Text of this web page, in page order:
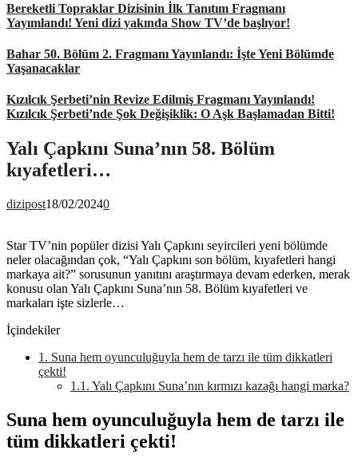
Bereketli Topraklar Dizisinin İlk Tanıtım Fragmanı
Yayımlandı! Yeni dizi yakında Show TV’de başlıyor!
Bahar 50. Bölüm 2. Fragmanı Yayınlandı: İşte Yeni Bölümde
Yaşanacaklar
Kızılcık Şerbeti’nin Revize Edilmiş Fragmanı Yayınlandı!
Kızılcık Şerbeti’nde Şok Değişiklik: O Aşk Başlamadan Bitti!
Yalı Çapkını Suna’nın 58. Bölüm
kıyafetleri…
dizipost18/02/20240
Star TV’nin popüler dizisi Yalı Çapkını seyircileri yeni bölümde
neler olacağından çok, “Yalı Çapkını son bölüm, kıyafetleri hangi
markaya ait?” sorusunun yanıtını araştırmaya devam ederken, merak
konusu olan Yalı Çapkını Suna’nın 58. Bölüm kıyafetleri ve
markaları işte sizlerle…
İçindekiler
1. Suna hem oyunculuğuyla hem de tarzı ile tüm dikkatleri
çekti!
1.1. Yalı Çapkını Suna’nın kırmızı kazağı hangi marka?
Suna hem oyunculuğuyla hem de tarzı ile
tüm dikkatleri çekti!